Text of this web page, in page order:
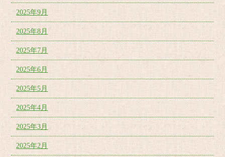
2025年9月
2025年8月
2025年7月
2025年6月
2025年5月
2025年4月
2025年3月
2025年2月